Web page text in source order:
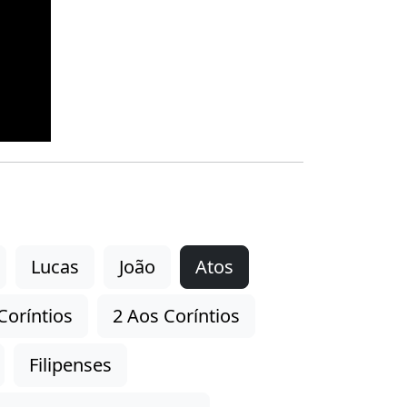
Lucas João
Atos
2 Aos Coríntios
Filipenses